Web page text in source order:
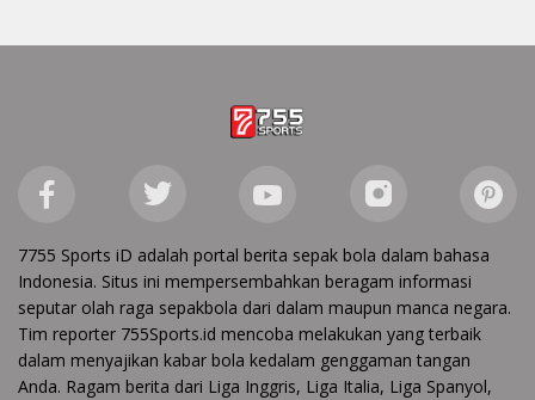
7755 Sports iD adalah portal berita sepak bola dalam bahasa
Indonesia. Situs ini mempersembahkan beragam informasi
seputar olah raga sepakbola dari dalam maupun manca negara.
Tim reporter 755Sports.id mencoba melakukan yang terbaik
dalam menyajikan kabar bola kedalam genggaman tangan
Anda. Ragam berita dari Liga Inggris, Liga Italia, Liga Spanyol,